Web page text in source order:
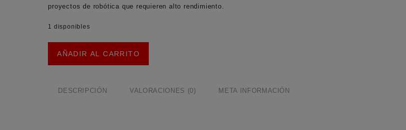
proyectos de robótica que requieren alto rendimiento.
1 disponibles
Ministart
AÑADIR AL CARRITO
DESCRIPCIÓN VALORACIONES (0) META INFORMACIÓN